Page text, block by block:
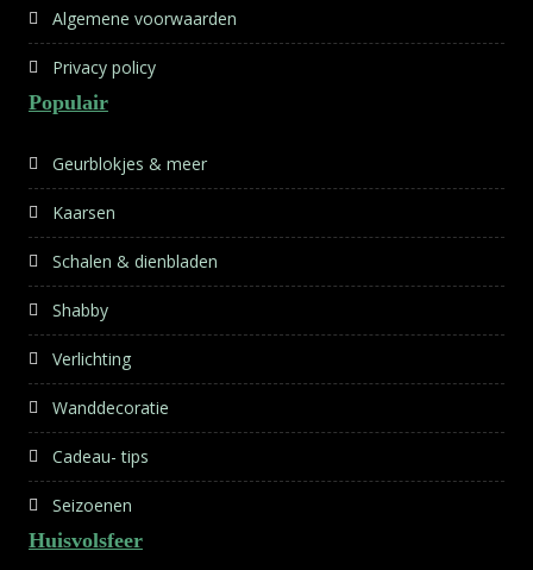
Algemene voorwaarden
Privacy policy
Populair
Geurblokjes & meer
Kaarsen
Schalen & dienbladen
Shabby
Verlichting
Wanddecoratie
Cadeau- tips
Seizoenen
Huisvolsfeer